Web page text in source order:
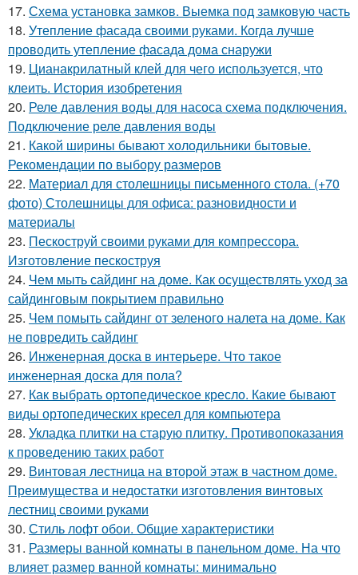
17. Схема установка замков. Выемка под замковую часть
18. Утепление фасада своими руками. Когда лучше
проводить утепление фасада дома снаружи
19. Цианакрилатный клей для чего используется, что
клеить. История изобретения
20. Реле давления воды для насоса схема подключения.
Подключение реле давления воды
21. Какой ширины бывают холодильники бытовые.
Рекомендации по выбору размеров
22. Материал для столешницы письменного стола. (+70
фото) Столешницы для офиса: разновидности и
материалы
23. Пескоструй своими руками для компрессора.
Изготовление пескоструя
24. Чем мыть сайдинг на доме. Как осуществлять уход за
сайдинговым покрытием правильно
25. Чем помыть сайдинг от зеленого налета на доме. Как
не повредить сайдинг
26. Инженерная доска в интерьере. Что такое
инженерная доска для пола?
27. Как выбрать ортопедическое кресло. Какие бывают
виды ортопедических кресел для компьютера
28. Укладка плитки на старую плитку. Противопоказания
к проведению таких работ
29. Винтовая лестница на второй этаж в частном доме.
Преимущества и недостатки изготовления винтовых
лестниц своими руками
30. Стиль лофт обои. Общие характеристики
31. Размеры ванной комнаты в панельном доме. На что
влияет размер ванной комнаты: минимально